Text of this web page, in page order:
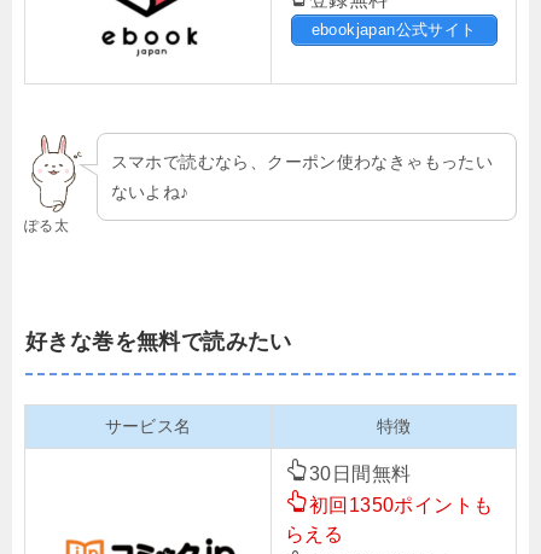
ebookjapan公式サイト
ぽる太
スマホで読むなら、クーポン使わなきゃもったい
ないよね♪
好きな巻を無料で読みたい
サービス名 特徴
30日間無料
初回1350ポイントも
らえる